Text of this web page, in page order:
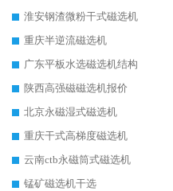
淮安钢渣微粉干式磁选机
重庆半逆流磁选机
广东平板水选磁选机结构
陕西高强磁磁选机报价
北京永磁湿式磁选机
重庆干式高梯度磁选机
云南ctb永磁筒式磁选机
锰矿磁选机干选